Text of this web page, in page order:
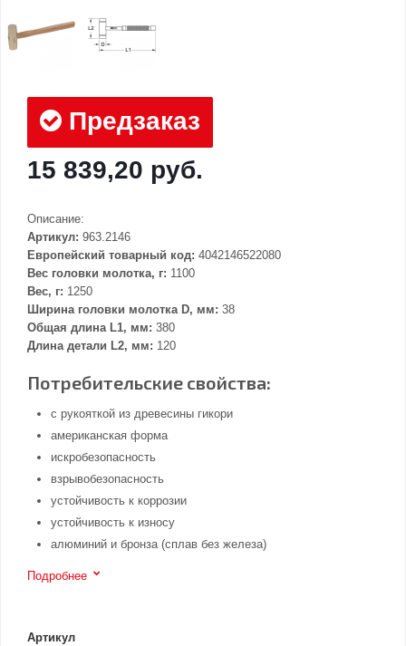
Предзаказ
15 839,20 руб.
Описание:
Артикул: 963.2146
Европейский товарный код: 4042146522080
Вес головки молотка, г: 1100
Вес, г: 1250
Ширина головки молотка D, мм: 38
Общая длина L1, мм: 380
Длина детали L2, мм: 120
Потребительские свойства:
с рукояткой из древесины гикори
американская форма
искробезопасность
взрывобезопасность
устойчивость к коррозии
устойчивость к износу
алюминий и бронза (сплав без железа)
Подробнее
Артикул